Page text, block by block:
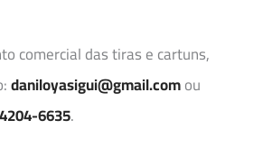
comercial das tiras e cartuns,
daniloyasigui@gmail.comou
6635.